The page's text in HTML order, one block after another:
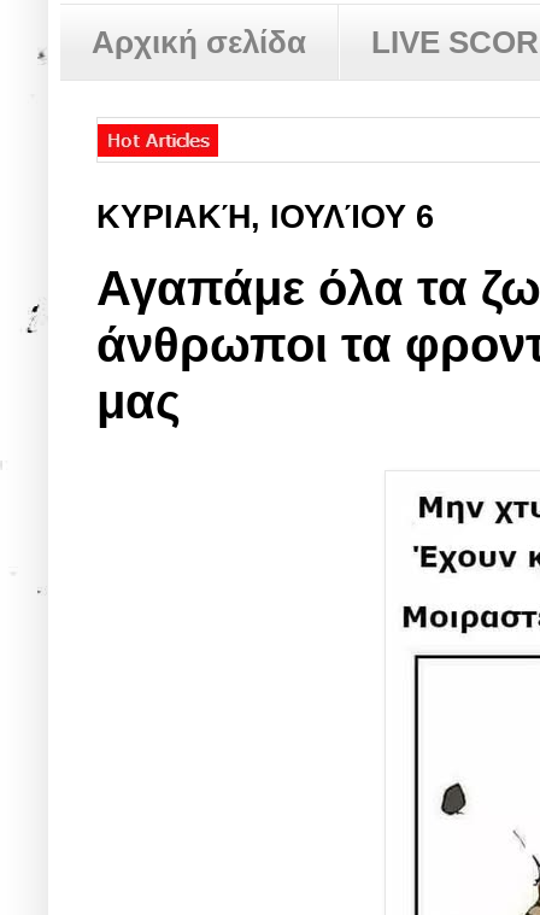
Αρχική σελίδα LIVE
ΚΥΡΙΑΚΉ, ΙΟΥΛΊΟΥ 6
Αγαπάμε όλα τα
άνθρωποι τα
μας